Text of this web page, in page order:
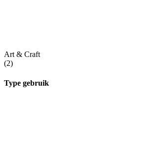
Art & Craft
(2)
Type gebruik